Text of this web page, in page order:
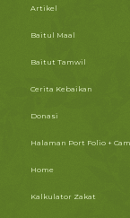
Artikel
Baitul Maal
Baitut Tamwil
Cerita Kebaikan
Donasi
Halaman Port Folio +
Home
Kalkulator Zakat